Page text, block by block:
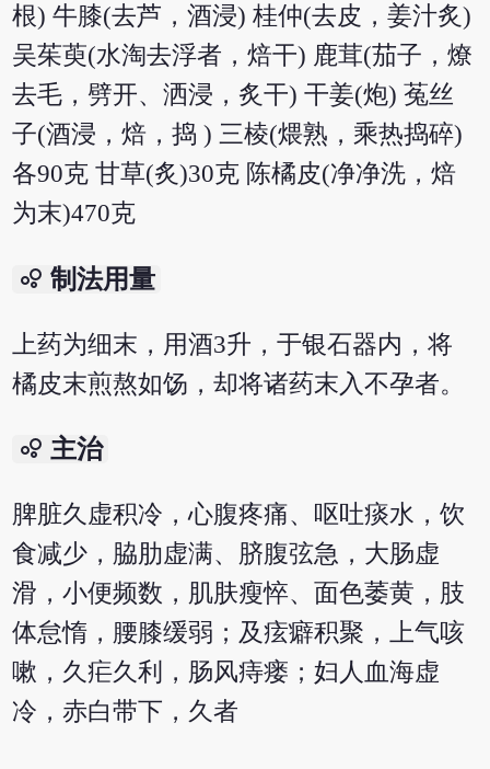
根) 牛膝(去芦，酒浸) 桂仲(去皮，姜汁炙)
吴茱萸(水淘去浮者，焙干) 鹿茸(茄子，燎
去毛，劈开、洒浸，炙干) 干姜(炮) 菟丝
子(酒浸，焙，捣 ) 三棱(煨熟，乘热捣碎)
各90克 甘草(炙)30克 陈橘皮(净净洗，焙
为末)470克
bubble_chart 制法用量
上药为细末，用酒3升，于银石器内，将
橘皮末煎熬如饧，却将诸药末入不孕者。
bubble_chart 主治
脾脏久虚积冷，心腹疼痛、呕吐痰水，饮
食减少，脇肋虚满、脐腹弦急，大肠虚
滑，小便频数，肌肤瘦悴、面色萎黄，肢
体怠惰，腰膝缓弱；及痃癖积聚，上气咳
嗽，久疟久利，肠风痔瘘；妇人血海虚
冷，赤白带下，久者